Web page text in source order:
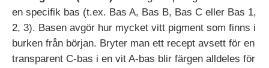
en specifik bas (t.ex. Bas A, Bas B, Bas C eller Bas 1,
2, 3). Basen avgör hur mycket vitt pigment som finns i
burken från början. Bryter man ett recept avsett för en
transparent C-bas i en vit A-bas blir färgen alldeles för